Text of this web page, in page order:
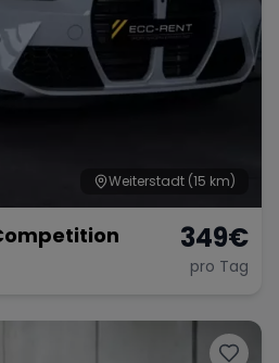
Weiterstadt (15 km)
349€
pro Tag